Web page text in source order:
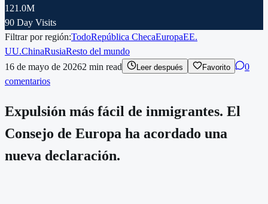
121.0M
90 Day Visits
Filtrar por región:TodoRepública ChecaEuropaEE.
UU.ChinaRusiaResto del mundo
16 de mayo de 20262 min read Leer después Favorito
0
comentarios
Expulsión más fácil de inmigrantes. El
Consejo de Europa ha acordado una
nueva declaración.